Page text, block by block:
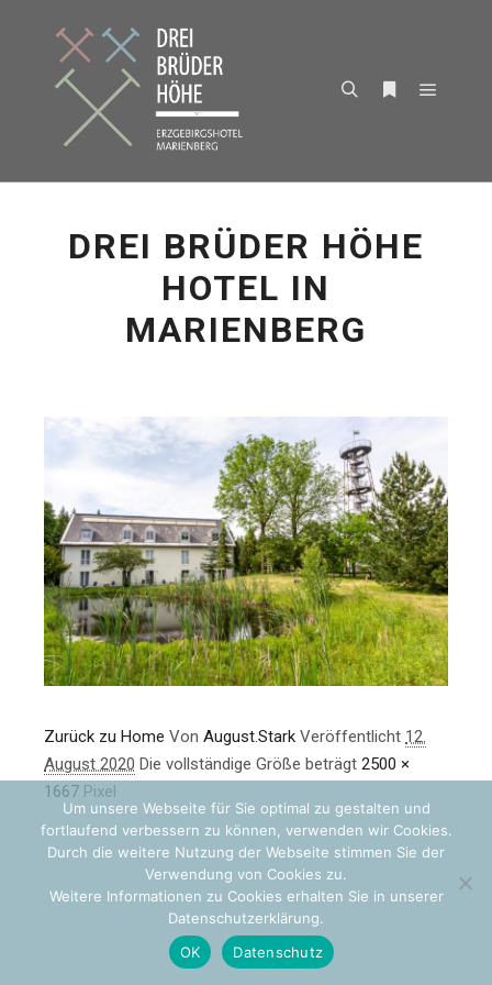
DREI BRÜDER HÖHE
HOTEL IN
MARIENBERG
Zurück zu Home Von August.Stark Veröffentlicht 12.
August 2020 Die vollständige Größe beträgt 2500 ×
1667 Pixel
Um unsere Webseite für Sie optimal zu gestalten und
fortlaufend verbessern zu können, verwenden wir Cookies.
Durch die weitere Nutzung der Webseite stimmen Sie der
Verwendung von Cookies zu.
Weitere Informationen zu Cookies erhalten Sie in unserer
Datenschutzerklärung.
OK
Datenschutz